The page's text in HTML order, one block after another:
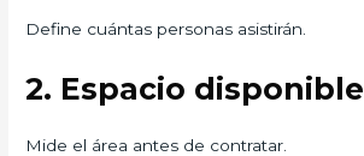
Define cuántas personas asistirán.
2. Espacio disponible
Mide el área antes de contratar.